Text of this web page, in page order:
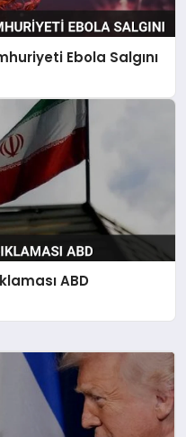
Ebola Salgını
ABD